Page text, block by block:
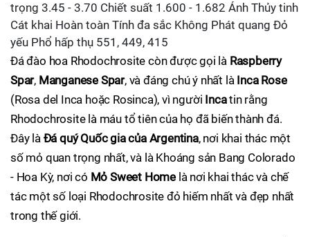
trọng 3.45 - 3.70 Chiết suất 1.600 - 1.682 Ánh Thủy tinh
Cát khai Hoàn toàn Tính đa sắc Không Phát quang Đỏ
yếu Phổ hấp thụ 551, 449, 415
Đá đào hoa Rhodochrosite còn được gọi là Raspberry
Spar, Manganese Spar, và đáng chú ý nhất là Inca Rose
(Rosa del Inca hoặc Rosinca), vì người Incatin rằng
Rhodochrosite là máu tổ tiên của họ đã biến thành đá.
Đây là Đá quý Quốc gia của Argentina, nơi khai thác một
số mỏ quan trọng nhất, và là Khoáng sản Bang Colorado
- Hoa Kỳ, nơi có Mỏ Sweet Home là nơi khai thác và chế
tác một số loại Rhodochrosite đỏ hiếm nhất và đẹp nhất
trong thế giới.